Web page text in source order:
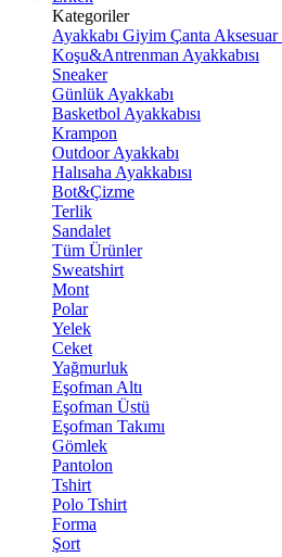
Kategoriler
Ayakkabı Giyim Çanta Aksesuar
Koşu&Antrenman Ayakkabısı
Sneaker
Günlük Ayakkabı
Basketbol Ayakkabısı
Krampon
Outdoor Ayakkabı
Halısaha Ayakkabısı
Bot&Çizme
Terlik
Sandalet
Tüm Ürünler
Sweatshirt
Mont
Polar
Yelek
Ceket
Yağmurluk
Eşofman Altı
Eşofman Üstü
Eşofman Takımı
Gömlek
Pantolon
Tshirt
Polo Tshirt
Forma
Şort